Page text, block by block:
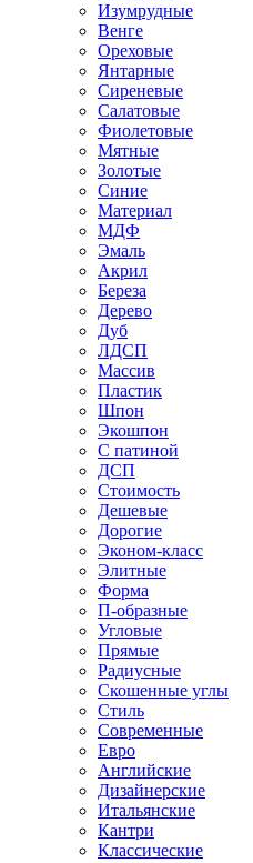
Изумрудные
Венге
Ореховые
Янтарные
Сиреневые
Салатовые
Фиолетовые
Мятные
Золотые
Синие
Материал
МДФ
Эмаль
Акрил
Береза
Дерево
Дуб
ЛДСП
Массив
Пластик
Шпон
Экошпон
С патиной
ДСП
Стоимость
Дешевые
Дорогие
Эконом-класс
Элитные
Форма
П-образные
Угловые
Прямые
Радиусные
Скошенные углы
Стиль
Современные
Евро
Английские
Дизайнерские
Итальянские
Кантри
Классические